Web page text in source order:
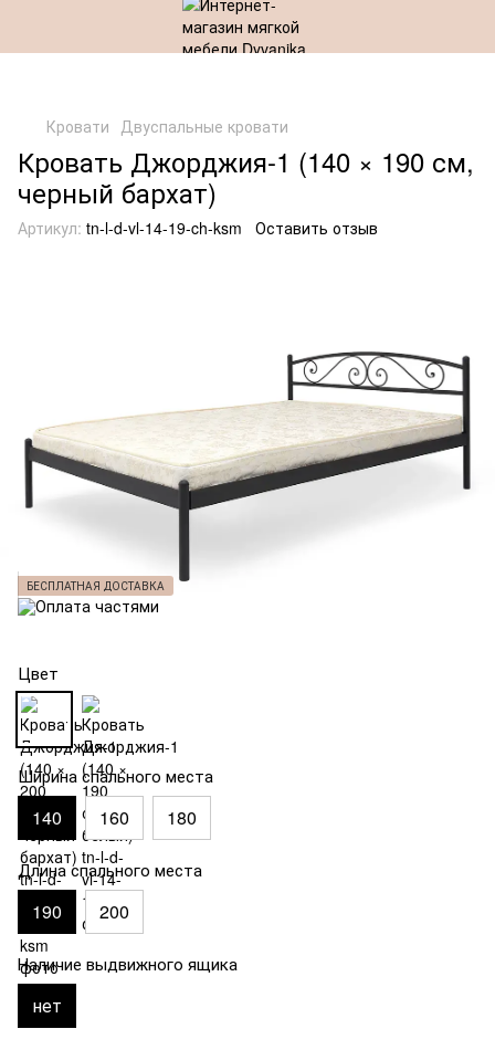
Кровати Двуспальные кровати
Кровать Джорджия-1 (140 × 190 см,
черный бархат)
Артикул: tn-l-d-vl-14-19-ch-ksm Оставить отзыв
БЕСПЛАТНАЯ ДОСТАВКА
Цвет
Ширина спального места
140 160 180
Длина спального места
190 200
Наличие выдвижного ящика
нет